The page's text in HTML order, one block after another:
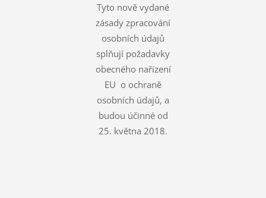
Tyto nově vydané
zásady zpracování
osobních údajů
splňují požadavky
obecného nařízení
EU o ochraně
osobních údajů, a
budou účinné od
25. května 2018.